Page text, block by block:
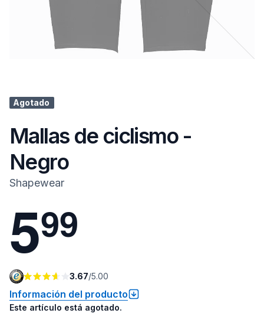
Agotado
Mallas de ciclismo -
Negro
Shapewear
599
3.67/5.00
Información del producto
Este artículo está agotado.